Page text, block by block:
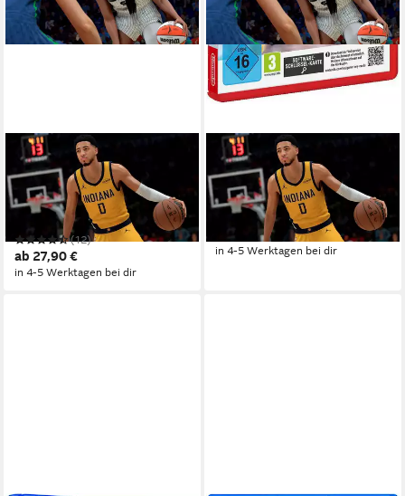
2K
NBA 2K26
PlayStation 5 Plattform
ab 16 Jahren USK-Freigabe
Publisher
(12)
ab 27,90 €
in 4-5 Werktagen bei dir
2K
NBA 2K26 (Code in a Box)
Nintendo Switch 2 Plattform
ab 16 Jahren USK-Freigabe
Publisher
27,90 €
in 4-5 Werktagen bei dir